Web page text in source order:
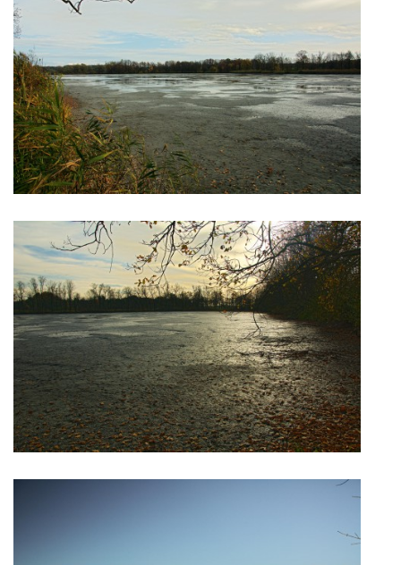
© 2026 eStránky.cz |RSS|Tisk|Aktualizováno: 4. 11. 2025|Nahoru ↑